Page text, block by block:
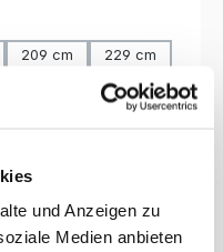
und Anzeigen zu
Medien anbieten
209 cm
229 cm
In den Warenkorb